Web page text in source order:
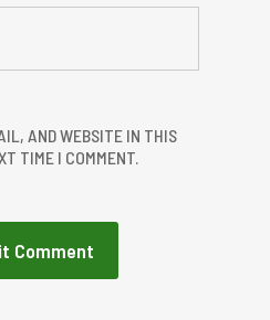
AND WEBSITE IN THIS
TIME I COMMENT.